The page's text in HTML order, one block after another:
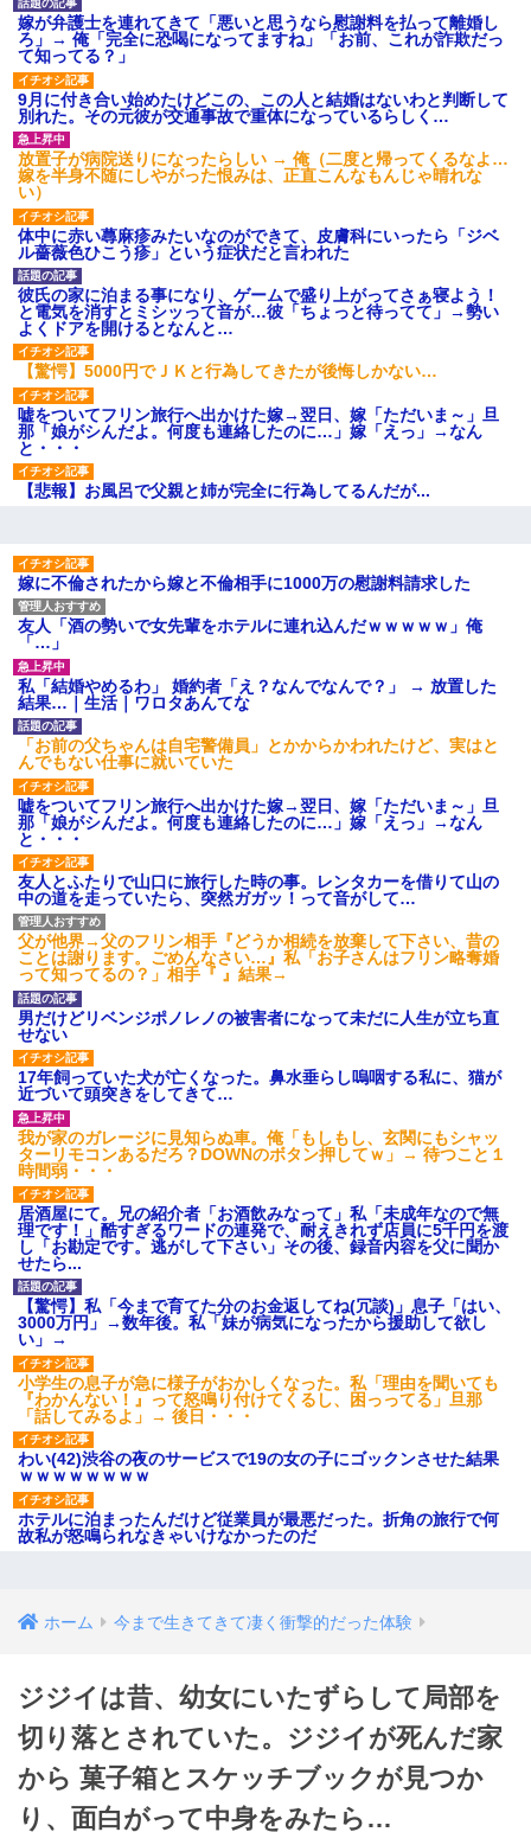
みようとしただけ☆』義兄「泥
は出てけ！二度と来るな！」結
果・・・
私「初めて飲む味だけどなん
のお茶？」彼「ちっ！」私「」
【GIF】JSのカンチョーワロ
タ
後続車にクラクションを鳴ら
され彼氏が逆切れ。「何クラク
ション鳴らしてんだ！降りてこ
いよ！」と怒鳴りだし...
【衝撃】報酬100万円超の治験
募集がこちらｗｗｗｗｗ(※画像
あり)
【ネット騒然】惨殺されたタ
ワマン頂き女子のこの動画、す
げえええええｗｗｗｗｗｗｗｗ
ｗｗｗ
【愕然】白のクラウン俺氏、
高速道路左車線を制限速度で走
った結果wwwwwwwwwwww
百年の恋12-899 食べた量を
張り合ってくる
【悲報】佐藤輝明・・・２軍
でも盛大にやらかす←あまり悲
しませないでくれ
ごく多い気がしてる
主な税金の成り立ちを調べて
みたよ
嫁が弁護士を連れてきて「悪いと思うなら慰謝料を払って離婚し
ろ」→ 俺「完全に恐喝になってますね」「お前、これが詐欺だっ
て知ってる？」
9月に付き合い始めたけどこの、この人と結婚はないわと判断して
別れた。その元彼が交通事故で重体になっているらしく…
放置子が病院送りになったらしい → 俺（二度と帰ってくるなよ…
嫁を半身不随にしやがった恨みは、正直こんなもんじゃ晴れな
い）
体中に赤い蕁麻疹みたいなのができて、皮膚科にいったら「ジベ
ル薔薇色ひこう疹」という症状だと言われた
彼氏の家に泊まる事になり、ゲームで盛り上がってさぁ寝よう！
と電気を消すとミシッって音が…彼「ちょっと待ってて」→勢い
よくドアを開けるとなんと…
【驚愕】5000円でＪＫと行為してきたが後悔しかない…
嘘をついてフリン旅行へ出かけた嫁→翌日、嫁「ただいま～」旦
那「娘がシんだよ。何度も連絡したのに…」嫁「えっ」→なん
と・・・
【悲報】お風呂で父親と姉が完全に行為してるんだが...
嫁に不倫されたから嫁と不倫相手に1000万の慰謝料請求した
友人「酒の勢いで女先輩をホテルに連れ込んだｗｗｗｗｗ」俺
「…」
私「結婚やめるわ」 婚約者「え？なんでなんで？」 → 放置した
結果…｜生活｜ワロタあんてな
「お前の父ちゃんは自宅警備員」とかからかわれたけど、実はと
んでもない仕事に就いていた
嘘をついてフリン旅行へ出かけた嫁→翌日、嫁「ただいま～」旦
那「娘がシんだよ。何度も連絡したのに…」嫁「えっ」→なん
と・・・
友人とふたりで山口に旅行した時の事。レンタカーを借りて山の
中の道を走っていたら、突然ガガッ！って音がして…
父が他界→父のフリン相手『どうか相続を放棄して下さい、昔の
ことは謝ります。ごめんなさい…』私「お子さんはフリン略奪婚
って知ってるの？」相手『 』結果→
男だけどリベンジポノレノの被害者になって未だに人生が立ち直
せない
17年飼っていた犬が亡くなった。鼻水垂らし嗚咽する私に、猫が
近づいて頭突きをしてきて…
我が家のガレージに見知らぬ車。俺「もしもし、玄関にもシャッ
ターリモコンあるだろ？DOWNのボタン押してｗ」→ 待つこと１
時間弱・・・
居酒屋にて。兄の紹介者「お酒飲みなって」私「未成年なので無
理です！」酷すぎるワードの連発で、耐えきれず店員に5千円を渡
し「お勘定です。逃がして下さい」その後、録音内容を父に聞か
せたら...
【驚愕】私「今まで育てた分のお金返してね(冗談)」息子「はい、
3000万円」→数年後。私「妹が病気になったから援助して欲し
い」→
小学生の息子が急に様子がおかしくなった。私「理由を聞いても
『わかんない！』って怒鳴り付けてくるし、困っってる」旦那
「話してみるよ」→ 後日・・・
わい(42)渋谷の夜のサービスで19の女の子にゴックンさせた結果
ｗｗｗｗｗｗｗｗ
ホテルに泊まったんだけど従業員が最悪だった。折角の旅行で何
故私が怒鳴られなきゃいけなかったのだ
ホーム 今まで生きてきて凄く衝撃的だった体験
ジジイは昔、幼女にいたずらして局部を
切り落とされていた。ジジイが死んだ家
から 菓子箱とスケッチブックが見つか
り、面白がって中身をみたら…